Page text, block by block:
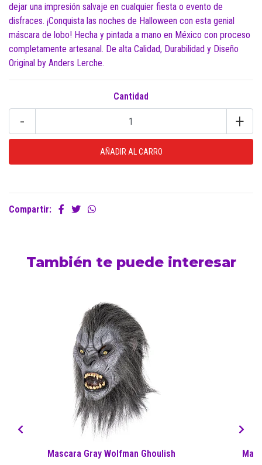
dejar una impresión salvaje en cualquier fiesta o evento de
disfraces. ¡Conquista las noches de Halloween con esta genial
máscara de lobo! Hecha y pintada a mano en México con proceso
completamente artesanal. De alta Calidad, Durabilidad y Diseño
Original by Anders Lerche.
Cantidad
- +
Compartir:
También te puede interesar
Mascara Gray Wolfman Ghoulish